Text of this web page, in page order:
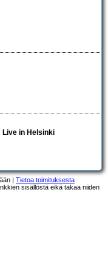
in Helsinki
| Tietoa toimituksesta
sisällöstä eikä takaa niiden